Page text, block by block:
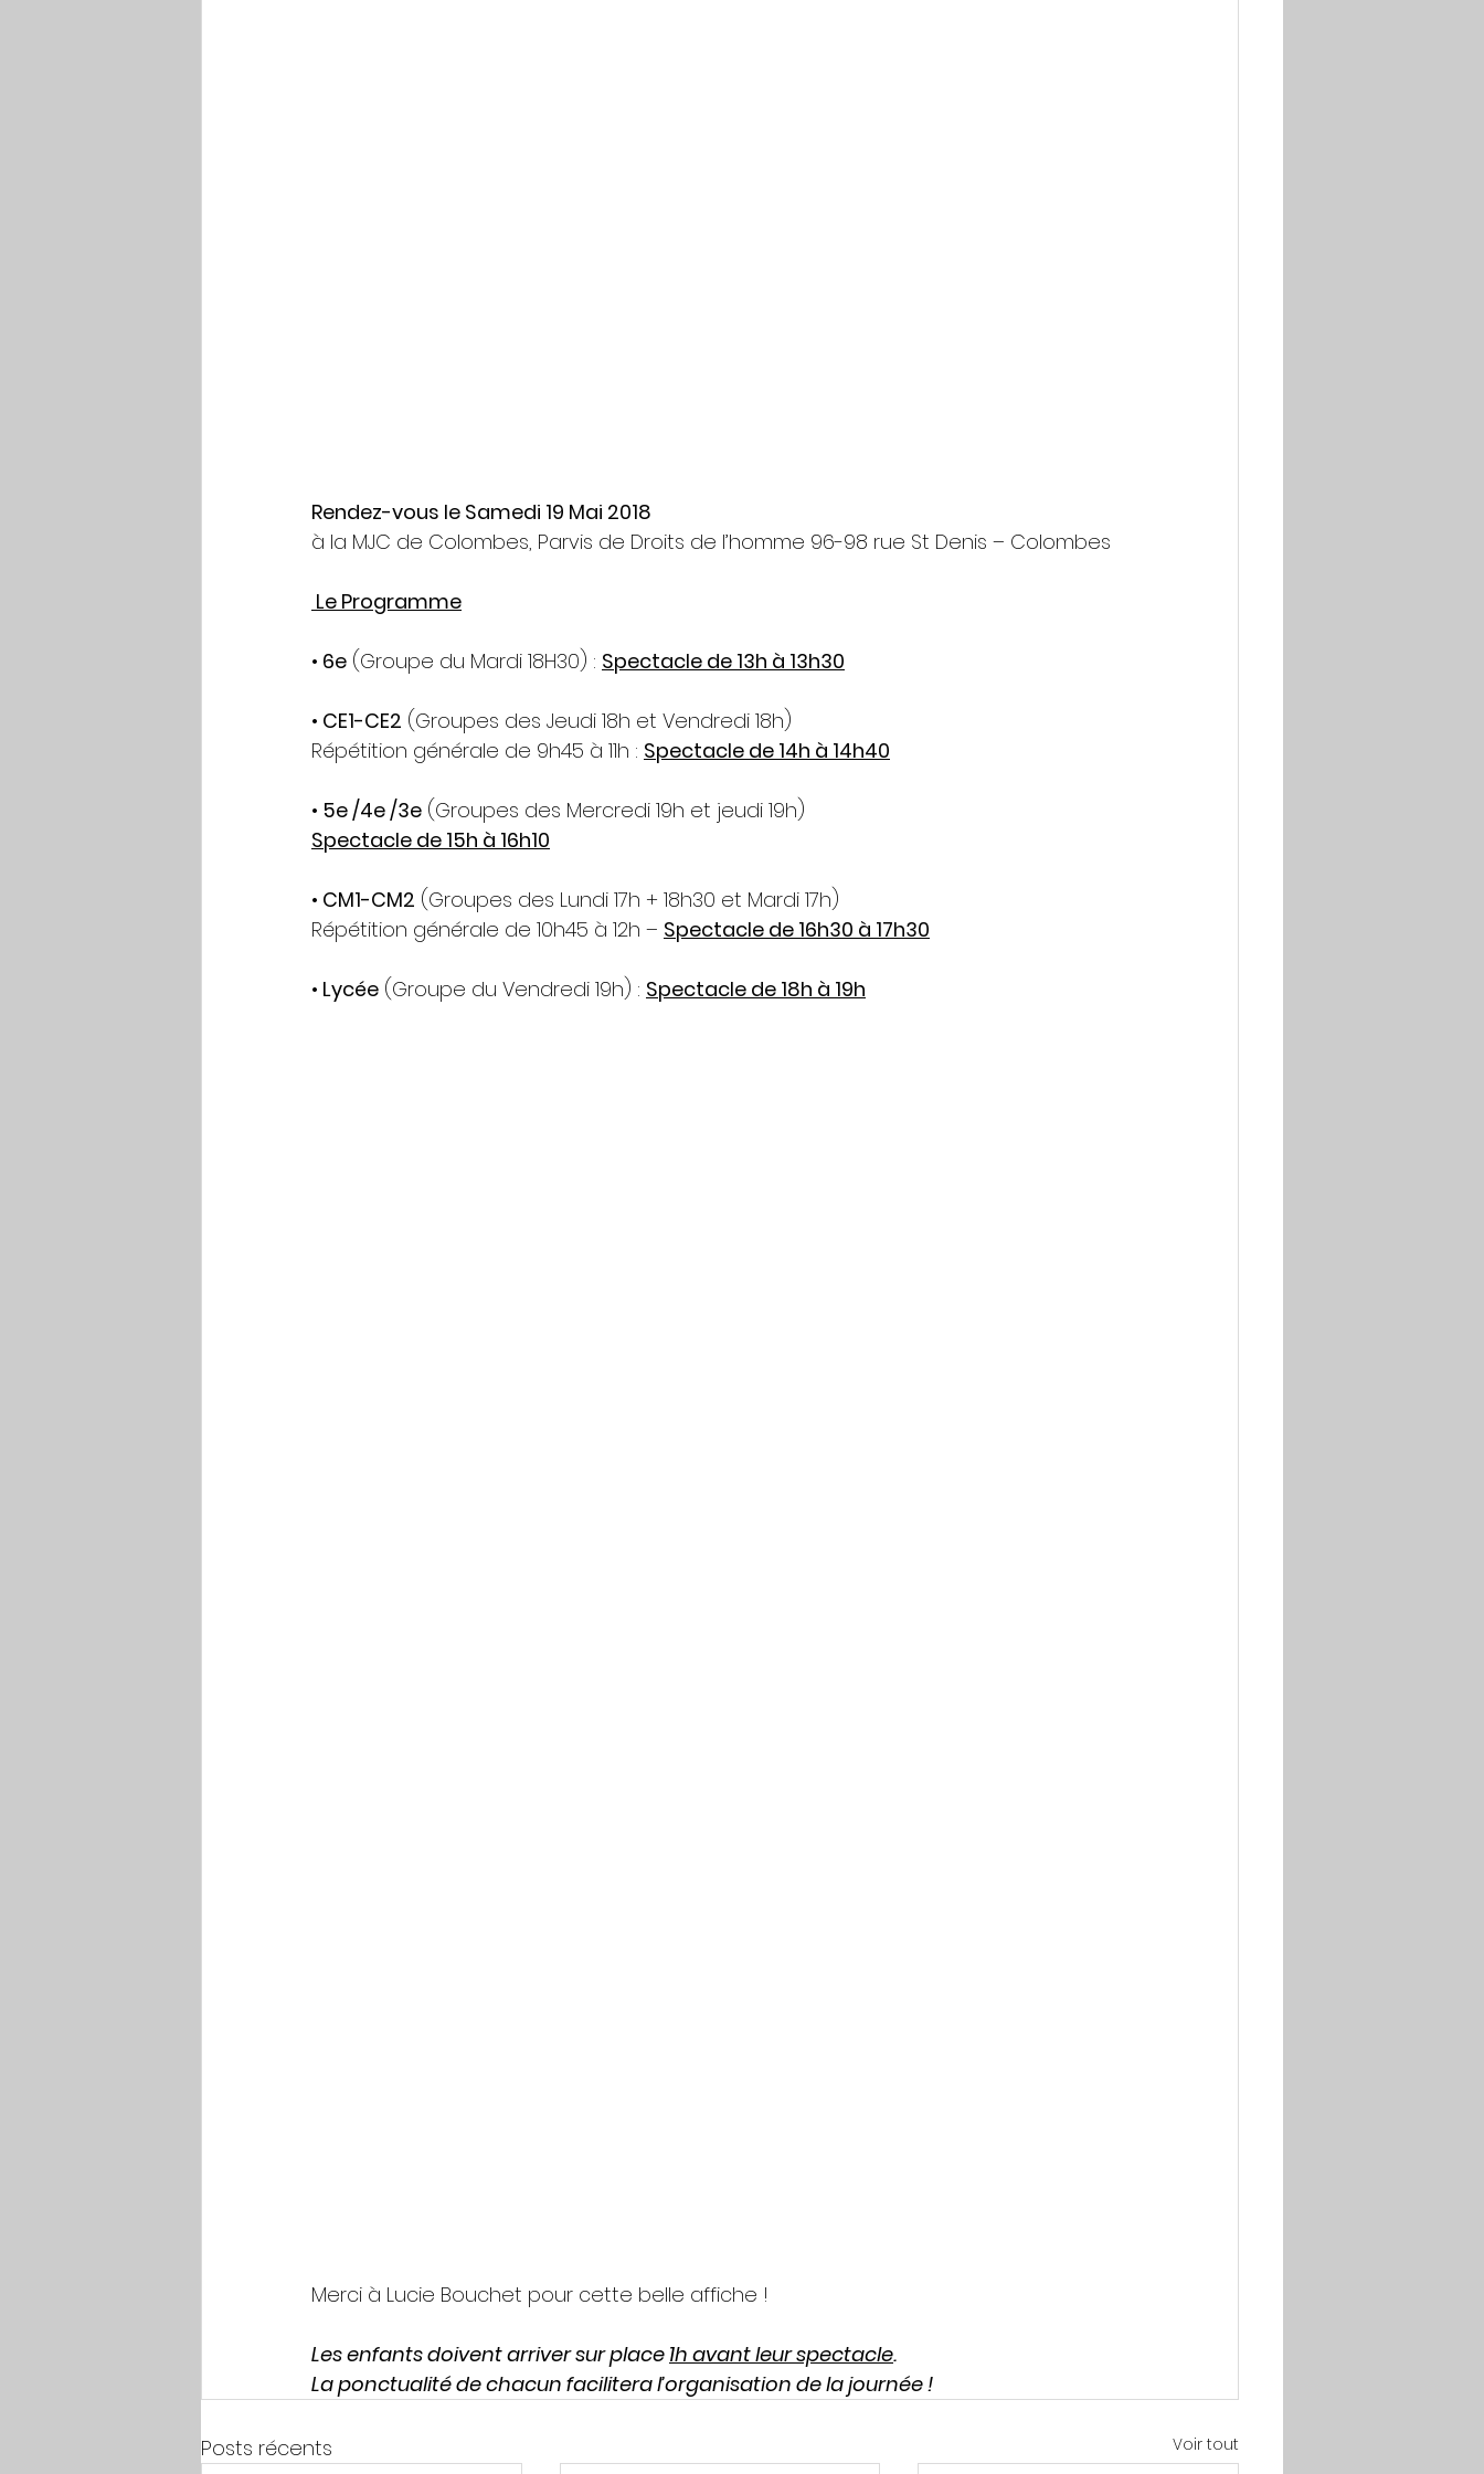
Rendez-vous le Samedi 19 Mai 2018
à la MJC de Colombes, Parvis de Droits de l’homme 96-98 rue St Denis – Colombes
Le Programme
• 6e (Groupe du Mardi 18H30) : Spectacle de 13h à 13h30
• CE1-CE2 (Groupes des Jeudi 18h et Vendredi 18h)
Répétition générale de 9h45 à 11h : Spectacle de 14h à 14h40
• 5e /4e /3e (Groupes des Mercredi 19h et jeudi 19h)
Spectacle de 15h à 16h10
• CM1-CM2 (Groupes des Lundi 17h + 18h30 et Mardi 17h)
Répétition générale de 10h45 à 12h – Spectacle de 16h30 à 17h30
• Lycée (Groupe du Vendredi 19h) : Spectacle de 18h à 19h
Merci à Lucie Bouchet pour cette belle affiche !
Les enfants doivent arriver sur place 1h avant leur spectacle.
La ponctualité de chacun facilitera l’organisation de la journée !
Posts récents Voir tout